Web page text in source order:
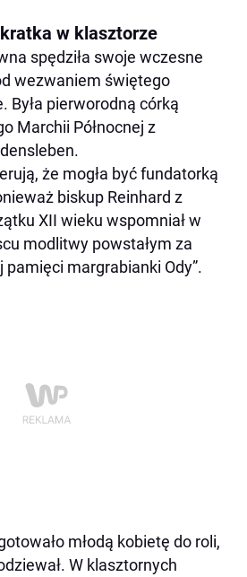
w klasztorze
spędziła swoje wczesne
wezwaniem świętego
Była pierworodną córką
Marchii Północnej z
że mogła być fundatorką
biskup Reinhard z
XII wieku wspomniał w
modlitwy powstałym za
pamięci margrabianki Ody”.
młodą kobietę do roli,
W klasztornych